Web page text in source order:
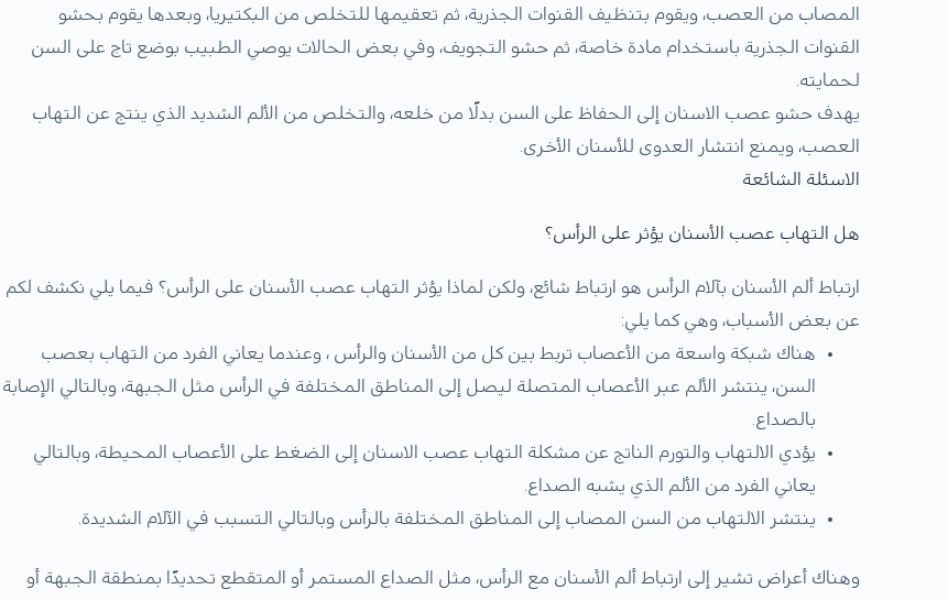
المصاب من العصب، ويقوم بتنظيف القنوات الجذرية، ثم تعقيمها للتخلص من البكتيريا، وبعدها يقوم بحشو
القنوات الجذرية باستخدام مادة خاصة، ثم حشو التجويف، وفي بعض الحالات يوصي الطبيب بوضع تاج على السن
لحمايته.
يهدف حشو عصب الاسنان إلى الحفاظ على السن بدلًا من خلعه، والتخلص من الألم الشديد الذي ينتج عن التهاب
العصب، ويمنع انتشار العدوى للأسنان الأخرى.
الاسئلة الشائعة
هل التهاب عصب الأسنان يؤثر على الرأس؟
ارتباط ألم الأسنان بآلام الرأس هو ارتباط شائع، ولكن لماذا يؤثر التهاب عصب الأسنان على الرأس؟ فيما يلي نكشف لكم
عن بعض الأسباب، وهي كما يلي:
هناك شبكة واسعة من الأعصاب تربط بين كل من الأسنان والرأس ، وعندما يعاني الفرد من التهاب بعصب
السن، ينتشر الألم عبر الأعصاب المتصلة ليصل إلى المناطق المختلفة في الرأس مثل الجبهة، وبالتالي الإصابة
بالصداع.
يؤدي الالتهاب والتورم الناتج عن مشكلة التهاب عصب الاسنان إلى الضغط على الأعصاب المحيطة، وبالتالي
يعاني الفرد من الألم الذي يشبه الصداع.
ينتشر الالتهاب من السن المصاب إلى المناطق المختلفة بالرأس وبالتالي التسبب في الآلام الشديدة.
وهناك أعراض تشير إلى ارتباط ألم الأسنان مع الرأس، مثل الصداع المستمر أو المتقطع تحديدًا بمنطقة الجبهة أو